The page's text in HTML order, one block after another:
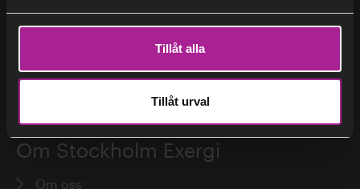
Tillåt alla
Tillåt urval
Så funkar fjärrkyla
Så funkar fjärrvärme
För dig som installatör
Om Stockholm Exergi
Om oss